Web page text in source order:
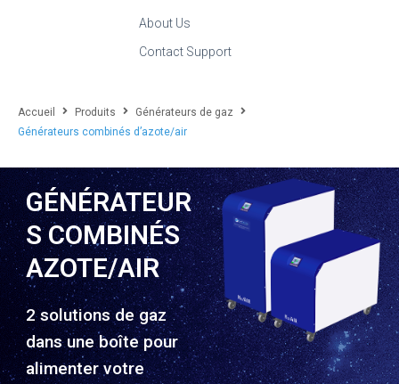
About Us
Contact Support
Accueil Produits
Générateurs de gaz
Générateurs combinés d’azote/air
GÉNÉRATEUR
S COMBINÉS
AZOTE/AIR
2 solutions de gaz
dans une boîte pour
alimenter votre